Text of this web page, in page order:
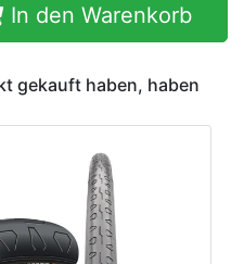
In den Warenkorb
gekauft haben, haben